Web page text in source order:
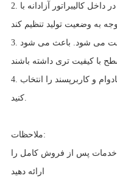
2. شیر قابل تنظیم می تواند فشار خلاء را در داخل کالیبراتور آزادانه با
3. حفره های قالب آینه ای سطح پرداخت می شود. باعث می شود
4. لوازم جانبی سخت افزاری با کیفیت بالا، بادوام و کاربرپسند را انتخاب
کنید.
ملاحظات:
پس از فروش کامل را
ارائه دهید